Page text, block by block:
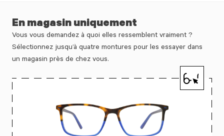
En magasin uniquement
Vous vous demandez à quoi elles ressemblent vraiment ?
Sélectionnez jusqu’à quatre montures pour les essayer dans
un magasin près de chez vous.